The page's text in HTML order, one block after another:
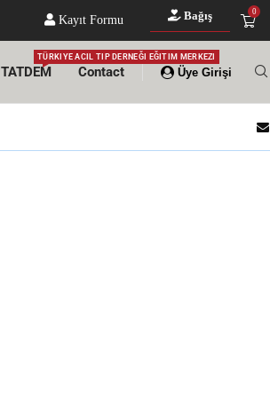
Kayıt Formu Bağış 0
TATDEM
TÜRKIYE ACIL TIP DERNEĞI EĞITIM MERKEZI
Contact Üye Girişi